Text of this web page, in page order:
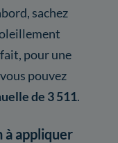
sachez
pour une
pouvez
de 3 511.
à appliquer